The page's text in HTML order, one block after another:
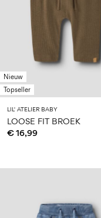
Nieuw
Topseller
LIL' ATELIER BABY
LOOSE FIT BROEK
€ 16,99